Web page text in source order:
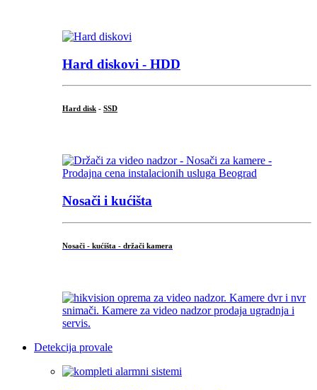
Hard diskovi - HDD
Hard disk - SSD
Nosači i kućišta
Nosači - kućišta - držači kamera
Detekcija provale